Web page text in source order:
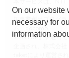
ドコモグループの新
規事業創出プログラ
ム「docomo
STARTUP」を通じて
On our website
necessary for
information